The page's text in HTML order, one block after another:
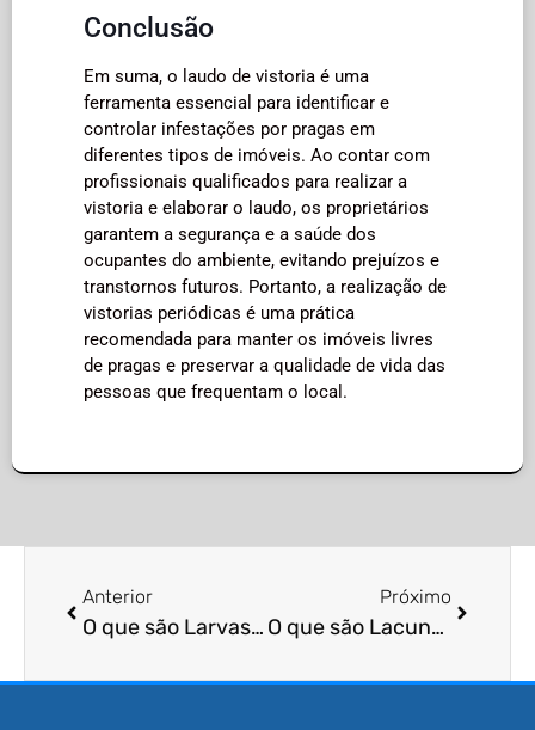
Conclusão
Em suma, o laudo de vistoria é uma
ferramenta essencial para identificar e
controlar infestações por pragas em
diferentes tipos de imóveis. Ao contar com
profissionais qualificados para realizar a
vistoria e elaborar o laudo, os proprietários
garantem a segurança e a saúde dos
ocupantes do ambiente, evitando prejuízos e
transtornos futuros. Portanto, a realização de
vistorias periódicas é uma prática
recomendada para manter os imóveis livres
de pragas e preservar a qualidade de vida das
pessoas que frequentam o local.
Anterior
O que são Larvas de Mosquitos e Como Combatê-las Eficientemente?
Próximo
O que são Lacunas em Paredes e Quais Medidas Tomar para Evitar a Infiltração de Pragas?